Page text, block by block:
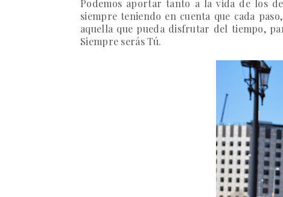
Podemos aportar tanto a la vida de los
siempre teniendo en cuenta que cada
aquella que pueda disfrutar del tiempo,
Siempre serás Tú.